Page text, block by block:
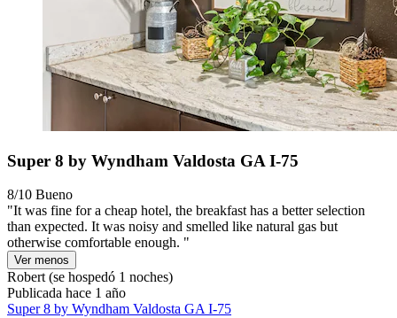
Super 8 by Wyndham Valdosta GA I-75
8/10 Bueno
"It was fine for a cheap hotel, the breakfast has a better selection
than expected. It was noisy and smelled like natural gas but
otherwise comfortable enough. "
Ver menos
Robert (se hospedó 1 noches)
Publicada hace 1 año
Super 8 by Wyndham Valdosta GA I-75